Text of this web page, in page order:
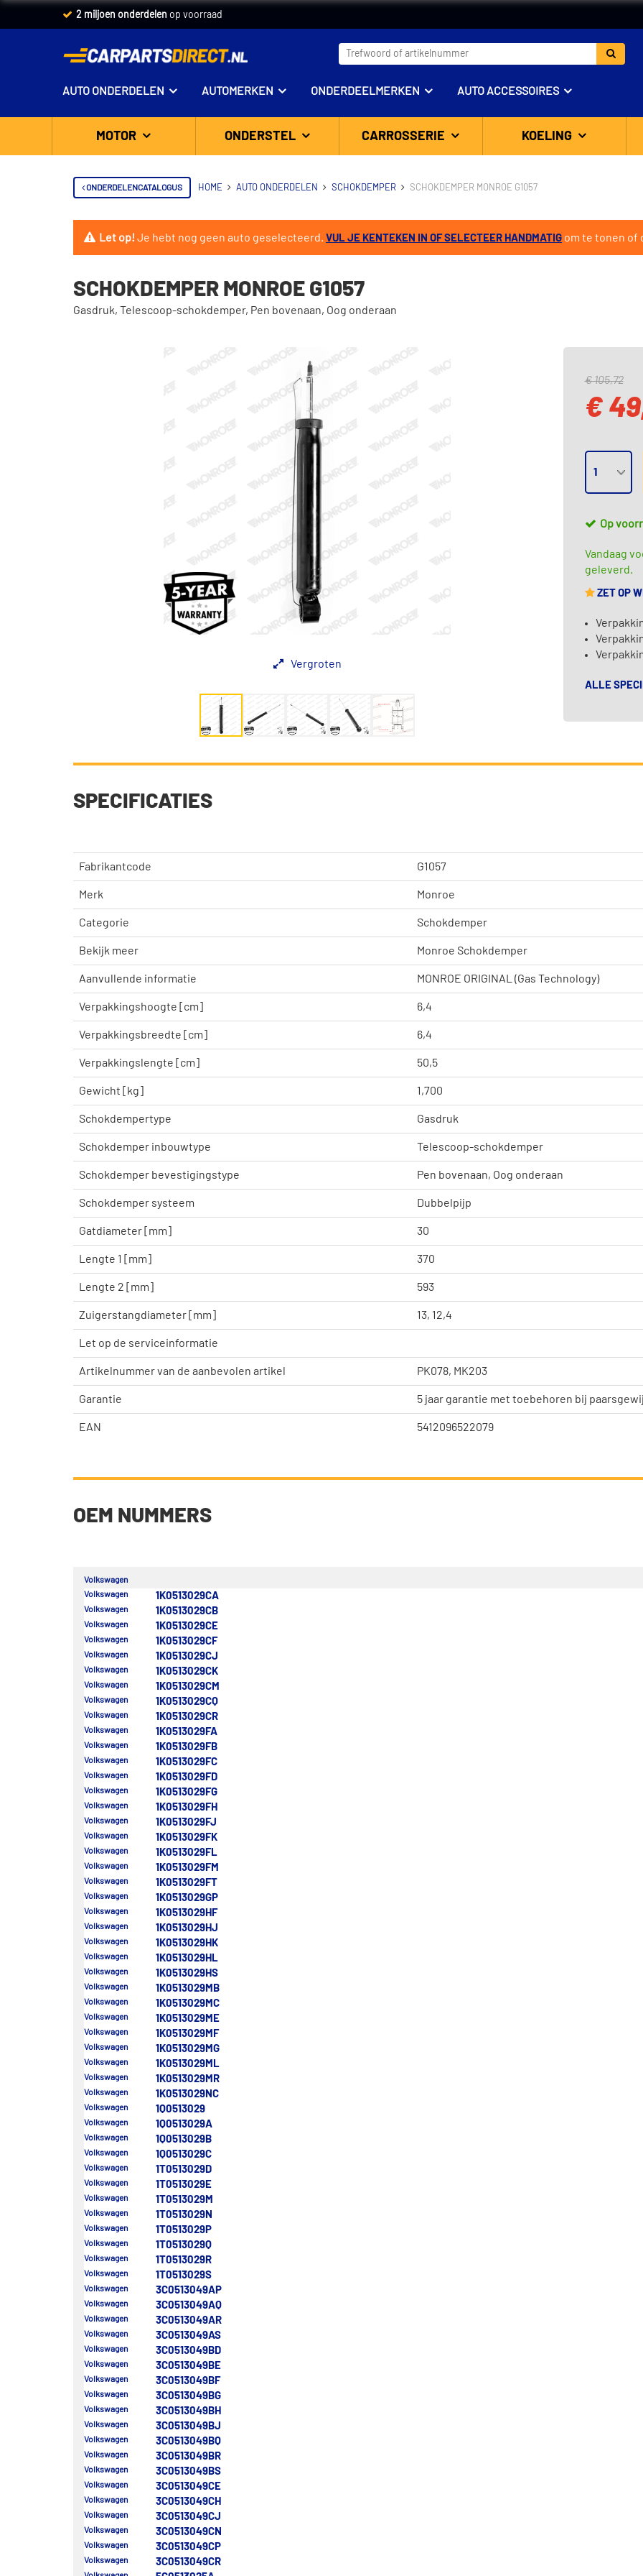
2 miljoen onderdelen op voorraad
AUTO ONDERDELEN AUTOMERKEN ONDERDEELMERKEN AUTO ACCESSOIRES
MOTOR ONDERSTEL CARROSSERIE KOELING
ONDERDELENCATALOGUS HOME AUTO ONDERDELEN SCHOKDEMPER SCHOKDEMPER MONROE G1057
Let op!Je hebt nog geen auto geselecteerd. VUL JE KENTEKEN IN OF SELECTEER HANDMATIG om te tonen of
SCHOKDEMPER MONROE G1057
Gasdruk, Telescoop-schokdemper, Pen bovenaan, Oog onderaan
Vergroten
€ 105,72
€
Op
Vandaag
geleverd.
ZET OP
ALLE
SPECIFICATIES
Fabrikantcode G1057
Merk Monroe
Categorie Schokdemper
Bekijk meer Monroe Schokdemper
Aanvullende informatie MONROE ORIGINAL (Gas Technology)
Verpakkingshoogte [cm] 6,4
Verpakkingsbreedte [cm] 6,4
Verpakkingslengte [cm] 50,5
Gewicht [kg] 1,700
Schokdempertype Gasdruk
Schokdemper inbouwtype Telescoop-schokdemper
Schokdemper bevestigingstype Pen bovenaan, Oog onderaan
Schokdemper systeem Dubbelpijp
Gatdiameter [mm] 30
Lengte 1 [mm] 370
Lengte 2 [mm] 593
Zuigerstangdiameter [mm] 13, 12,4
Let op de serviceinformatie
Artikelnummer van de aanbevolen artikel PK078, MK203
Garantie 5 jaar garantie met toebehoren bij
EAN 5412096522079
OEM NUMMERS
Volkswagen
Volkswagen
1K0513029CA
Volkswagen 1K0513029CB
Volkswagen 1K0513029CE
Volkswagen 1K0513029CF
Volkswagen 1K0513029CJ
Volkswagen 1K0513029CK
Volkswagen 1K0513029CM
Volkswagen 1K0513029CQ
Volkswagen 1K0513029CR
Volkswagen 1K0513029FA
Volkswagen 1K0513029FB
Volkswagen 1K0513029FC
Volkswagen 1K0513029FD
Volkswagen 1K0513029FG
Volkswagen 1K0513029FH
Volkswagen 1K0513029FJ
Volkswagen 1K0513029FK
Volkswagen 1K0513029FL
Volkswagen 1K0513029FM
Volkswagen 1K0513029FT
Volkswagen 1K0513029GP
Volkswagen 1K0513029HF
Volkswagen 1K0513029HJ
Volkswagen 1K0513029HK
Volkswagen 1K0513029HL
Volkswagen 1K0513029HS
Volkswagen 1K0513029MB
Volkswagen 1K0513029MC
Volkswagen 1K0513029ME
Volkswagen 1K0513029MF
Volkswagen 1K0513029MG
Volkswagen 1K0513029ML
Volkswagen 1K0513029MR
Volkswagen 1K0513029NC
Volkswagen 1Q0513029
Volkswagen 1Q0513029A
Volkswagen 1Q0513029B
Volkswagen 1Q0513029C
Volkswagen 1T0513029D
Volkswagen 1T0513029E
Volkswagen 1T0513029M
Volkswagen 1T0513029N
Volkswagen 1T0513029P
Volkswagen 1T0513029Q
Volkswagen 1T0513029R
Volkswagen 1T0513029S
Volkswagen 3C0513049AP
Volkswagen 3C0513049AQ
Volkswagen 3C0513049AR
Volkswagen 3C0513049AS
Volkswagen 3C0513049BD
Volkswagen 3C0513049BE
Volkswagen 3C0513049BF
Volkswagen 3C0513049BG
Volkswagen 3C0513049BH
Volkswagen 3C0513049BJ
Volkswagen 3C0513049BQ
Volkswagen 3C0513049BR
Volkswagen 3C0513049BS
Volkswagen 3C0513049CE
Volkswagen 3C0513049CH
Volkswagen 3C0513049CJ
Volkswagen 3C0513049CN
Volkswagen 3C0513049CP
Volkswagen 3C0513049CR